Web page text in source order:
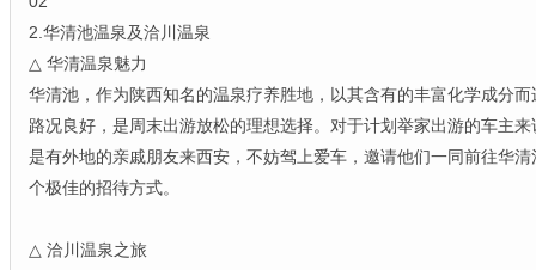
2.华清池温泉及洽川温泉
△ 华清温泉魅力
华清池，作为陕西知名的温泉疗养胜地，以其含有的丰富化学成分
路况良好，是周末出游放松的理想选择。对于计划举家出游的车主
是有外地的亲戚朋友来西安，不妨驾上爱车，邀请他们一同前往华
个极佳的招待方式。
△ 洽川温泉之旅